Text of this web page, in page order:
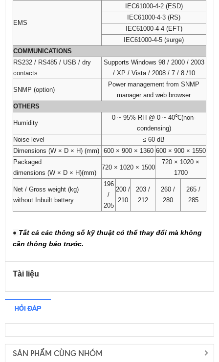
EMS
IEC61000-4-2 (ESD)
IEC61000-4-3 (RS)
IEC61000-4-4 (EFT)
IEC61000-4-5 (surge)
COMMUNICATIONS
RS232 / RS485 / USB / dry
contacts
Supports Windows 98 / 2000 / 2003
/ XP / Vista / 2008 / 7 / 8 /10
SNMP (option)
Power management from SNMP
manager and web browser
OTHERS
Humidity
0 ~ 95% RH @ 0 ~ 40℃(non-
condensing)
Noise level
≤ 60 dB
Dimensions (W × D × H) (mm) 600 × 900 × 1360 600 × 900 × 1550
Packaged
dimensions (W × D × H)(mm)
720 × 1020 × 1500
720 × 1020 ×
1700
Net / Gross weight (kg)
without Inbuilt battery
196
/
205
200 /
210
203 /
212
260 /
280
265 /
285
● Tất cả các thông số kỹ thuật có thể thay đổi mà không
cần thông báo trước.
Tài liệu
HỎI ĐÁP
SẢN PHẨM CÙNG NHÓM